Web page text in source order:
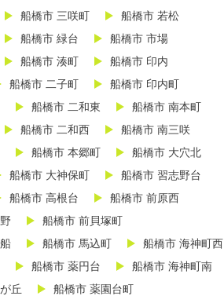
船橋市 三咲町
船橋市 若松
船橋市 緑台
船橋市 市場
船橋市 湊町
船橋市 印内
船橋市 二子町
船橋市 印内町
船橋市 二和東
船橋市 南本町
船橋市 二和西
船橋市 南三咲
船橋市 本郷町
船橋市 大穴北
船橋市 大神保町
船橋市 習志野台
船橋市 高根台
船橋市 前原西
船橋市 前貝塚町
船橋市 馬込町
船橋市 海神町西
船橋市 薬円台
船橋市 海神町南
丘
船橋市 薬園台町